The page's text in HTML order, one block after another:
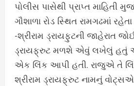
પોલીસ પાસેથી પ્રાપ્ત માહિતી
ગૌશાળા રોડ સ્થિત રામગઢમાં
-શ્રીરામ ડ્રાયફુટની જાહેરાત
ડ્રાયફ્રુટ મળશે એવું લખેલું હતું
એક લિંક આપી હતી. રાજુએ તે
શ્રીરામ ડ્રાયફ્રુટ નામનું